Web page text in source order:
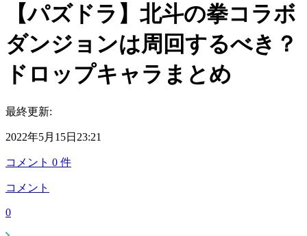
【パズドラ】北斗の拳コラボ
ダンジョンは周回するべき？
ドロップキャラまとめ
最終更新:
2022年5月15日23:21
コメント 0 件
コメント
0